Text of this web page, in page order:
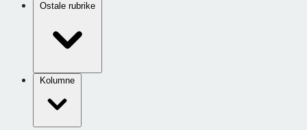
Ostale rubrike
Kolumne